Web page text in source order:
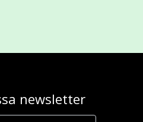
newsletter